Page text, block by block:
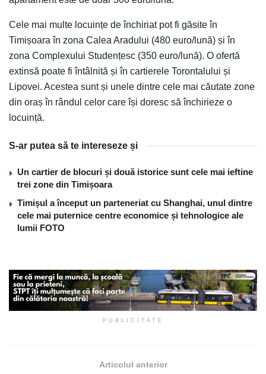
Cele mai multe locuințe de închiriat pot fi găsite în
Timișoara în zona Calea Aradului (480 euro/lună) și în
zona Complexului Studențesc (350 euro/lună). O ofertă
extinsă poate fi întâlnită și în cartierele Torontalului și
Lipovei. Acestea sunt și unele dintre cele mai căutate zone
din oraș în rândul celor care își doresc să închirieze o
locuință.
S-ar putea să te intereseze și
Un cartier de blocuri și două istorice sunt cele mai ieftine
trei zone din Timișoara
Timișul a început un parteneriat cu Shanghai, unul dintre
cele mai puternice centre economice și tehnologice ale
lumii FOTO
PUBLICITATE
Articolul anterior